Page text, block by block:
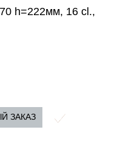
h=222мм, 16 cl.,
ЗАКАЗ